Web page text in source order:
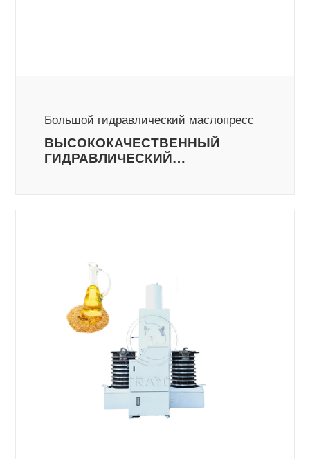
Большой гидравлический маслопресс
ВЫСОКОКАЧЕСТВЕННЫЙ
ГИДРАВЛИЧЕСКИЙ